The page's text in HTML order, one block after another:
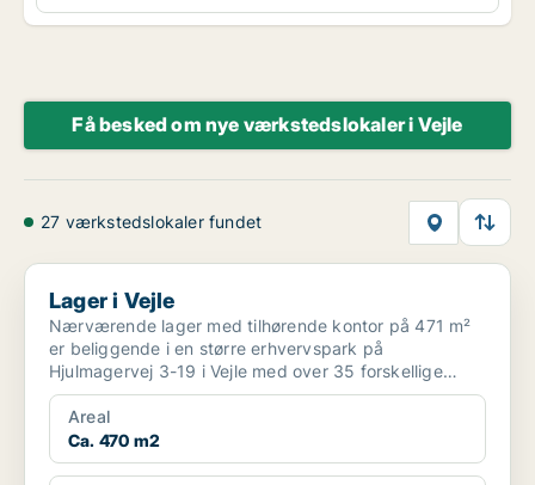
Få besked om nye værkstedslokaler i Vejle
27 værkstedslokaler fundet
Lager i Vejle
Lager i Vejle
Nærværende lager med tilhørende kontor på 471 m²
er beliggende i en større erhvervspark på
Hjulmagervej 3-19 i Vejle med over 35 forskellige
lejemål som rumm...
Areal
Ca. 470 m2